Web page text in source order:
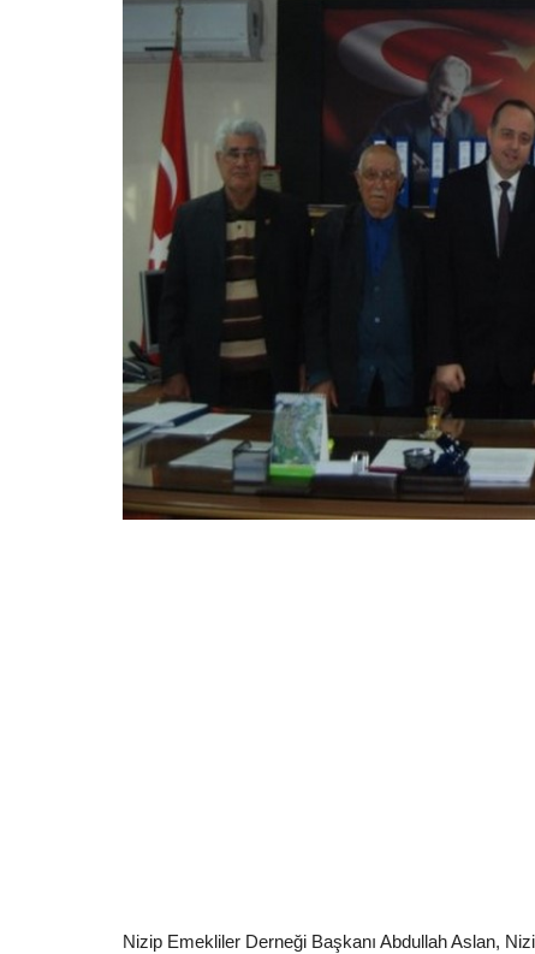
Nizip Emekliler Derneği Başkanı Abdullah Aslan,